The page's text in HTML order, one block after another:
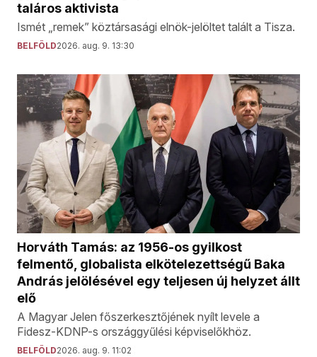
taláros aktivista
Ismét „remek” köztársasági elnök-jelöltet talált a Tisza.
BELFÖLD2026. aug. 9. 13:30
Horváth Tamás: az 1956-os gyilkost
felmentő, globalista elkötelezettségű Baka
András jelölésével egy teljesen új helyzet állt
elő
A Magyar Jelen főszerkesztőjének nyílt levele a
Fidesz-KDNP-s országgyűlési képviselőkhöz.
BELFÖLD2026. aug. 9. 11:02